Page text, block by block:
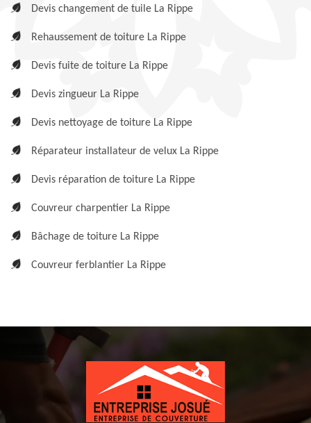
Devis changement de tuile La Rippe
Rehaussement de toiture La Rippe
Devis fuite de toiture La Rippe
Devis zingueur La Rippe
Devis nettoyage de toiture La Rippe
Réparateur installateur de velux La Rippe
Devis réparation de toiture La Rippe
Couvreur charpentier La Rippe
Bâchage de toiture La Rippe
Couvreur ferblantier La Rippe